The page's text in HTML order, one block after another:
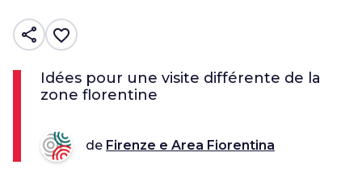
share favorite_border
Idées pour une visite différente de la
zone florentine
de Firenze e Area Fiorentina